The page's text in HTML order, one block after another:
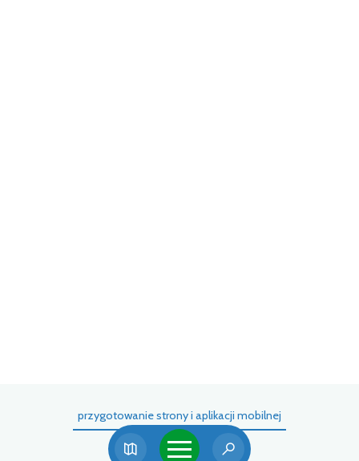
przygotowanie strony i aplikacji mobilnej